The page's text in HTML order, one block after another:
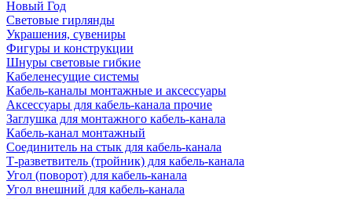
Новый Год
Световые гирлянды
Украшения, сувениры
Фигуры и конструкции
Шнуры световые гибкие
Кабеленесущие системы
Кабель-каналы монтажные и аксессуары
Аксессуары для кабель-канала прочие
Заглушка для монтажного кабель-канала
Кабель-канал монтажный
Соединитель на стык для кабель-канала
Т-разветвитель (тройник) для кабель-канала
Угол (поворот) для кабель-канала
Угол внешний для кабель-канала